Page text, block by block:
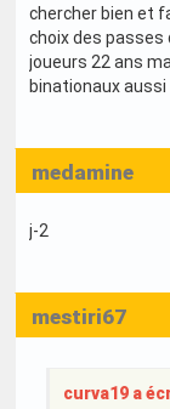
chercher bien et
choix des passes
joueurs 22 ans
binationaux aussi
medamine
j-2
mestiri67
curva19 a